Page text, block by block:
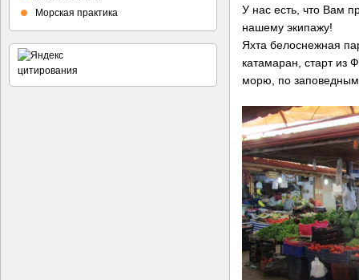
У нас есть, что Вам
нашему экипажу!
Яхта белоснежная
катамаран, старт из
морю, по
Морская практика